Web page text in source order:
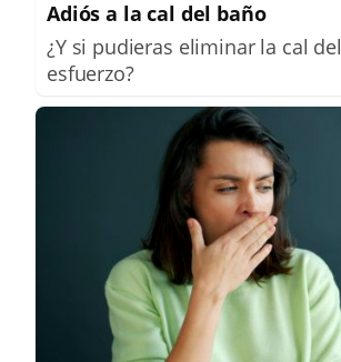
Adiós a la cal del baño
¿Y si pudieras eliminar la cal
esfuerzo?